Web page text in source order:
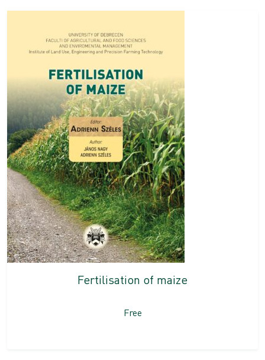
Fertilisation of maize
Free